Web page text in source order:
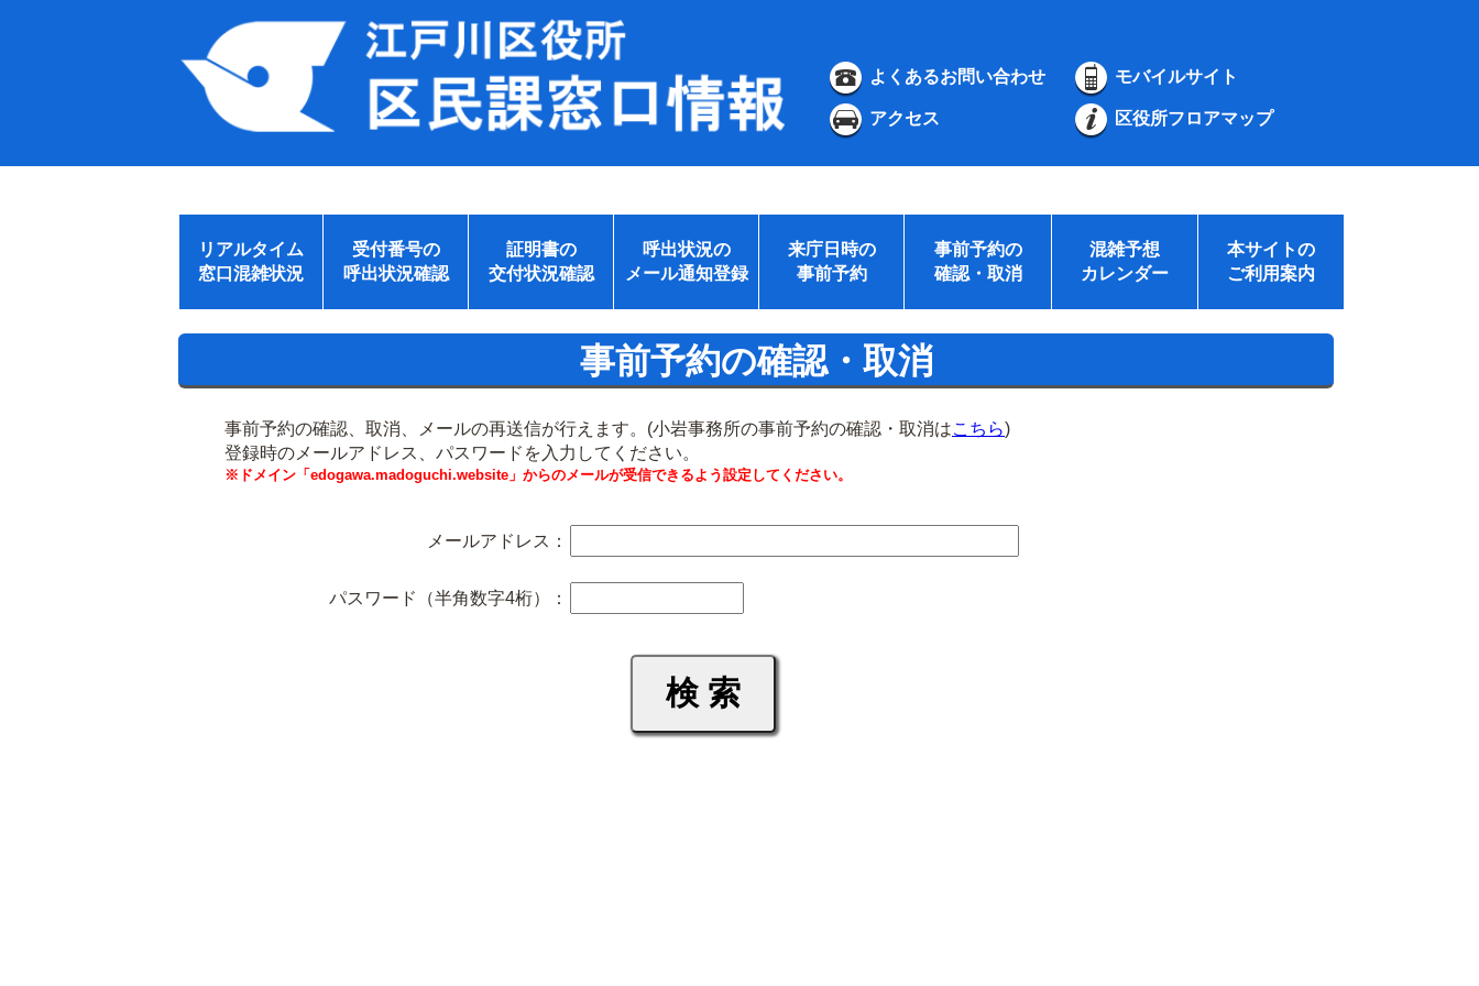
よくあるお問い合わせ モバイルサイト
アクセス 区役所フロアマップ
リアルタイム
窓口混雑状況
受付番号の
呼出状況確認
証明書の
交付状況確認
呼出状況の
メール通知登録
来庁日時の
事前予約
事前予約の
確認・取消
混雑予想
カレンダー
本サイトの
ご利用案内
事前予約の確認・取消
事前予約の確認、取消、メールの再送信が行えます。(小岩事務所の事前予約の確認・取消はこちら)
登録時のメールアドレス、パスワードを入力してください。
※ドメイン「edogawa.madoguchi.website」からのメールが受信できるよう設定してください。
メールアドレス：
パスワード（半角数字4桁）：